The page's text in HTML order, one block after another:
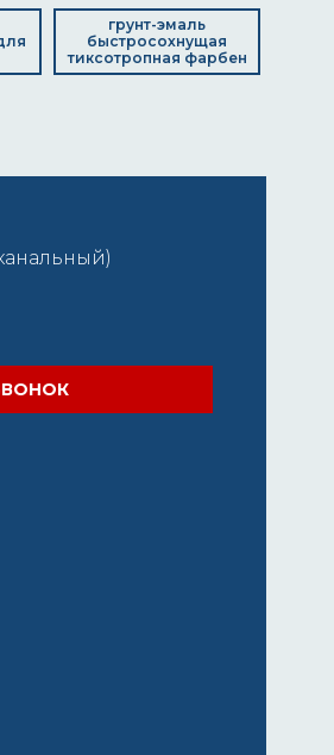
грунт-эмаль
быстросохнущая
тиксотропная фарбен